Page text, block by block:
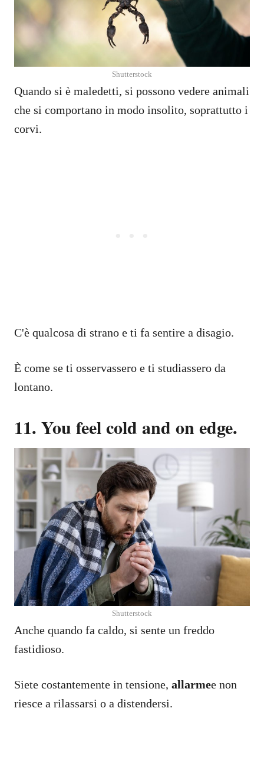
Shutterstock
Quando si è maledetti, si possono vedere animali
che si comportano in modo insolito, soprattutto i
corvi.
C'è qualcosa di strano e ti fa sentire a disagio.
È come se ti osservassero e ti studiassero da
lontano.
11. You feel cold and on edge.
Shutterstock
Anche quando fa caldo, si sente un freddo
fastidioso.
Siete costantemente in tensione, allarmee non
riesce a rilassarsi o a distendersi.